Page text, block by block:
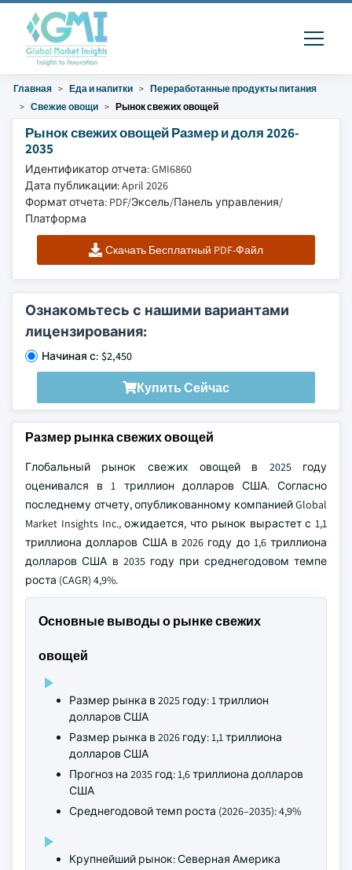
Главная Еда и напитки
Переработанные продукты питания
Свежие овощи
Рынок свежих овощей
Рынок свежих овощей Размер и доля 2026-
2035
Идентификатор отчета: GMI6860
Дата публикации: April 2026
Формат отчета: PDF/Эксель/Панель управления/
Платформа
Скачать Бесплатный PDF-Файл
Ознакомьтесь с нашими вариантами
лицензирования:
Начиная с: $2,450
Купить Сейчас
Размер рынка свежих овощей
Глобальный рынок свежих овощей в 2025 году
оценивался в 1 триллион долларов США. Согласно
последнему отчету, опубликованному компанией Global
Market Insights Inc., ожидается, что рынок вырастет с 1,1
триллиона долларов США в 2026 году до 1,6 триллиона
долларов США в 2035 году при среднегодовом темпе
роста (CAGR) 4,9%.
Основные выводы о рынке свежих
овощей
Размер рынка в 2025 году: 1 триллион
долларов США
Размер рынка в 2026 году: 1,1 триллиона
долларов США
Прогноз на 2035 год: 1,6 триллиона долларов
США
Среднегодовой темп роста (2026–2035): 4,9%
Крупнейший рынок: Северная Америка